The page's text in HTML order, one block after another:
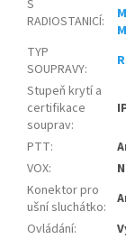
S
RADIOSTANICÍ:
TYP
SOUPRAVY:
Stupeň krytí a
certifikace
souprav:
PTT:
VOX:
Konektor pro
ušní sluchátko:
Ovládání: